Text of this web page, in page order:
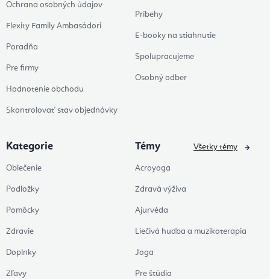
Ochrana osobných údajov
Flexity Family Ambasádori
Poradňa
Pre firmy
Hodnotenie obchodu
Skontrolovať stav objednávky
Príbehy
E-booky na stiahnutie
Spolupracujeme
Osobný odber
Kategorie
Oblečenie
Podložky
Pomôcky
Zdravie
Doplnky
Zľavy
Témy
Acroyoga
Zdravá výživa
Ajurvéda
Liečivá hudba a muzikoterapia
Joga
Pre štúdia
Všetky témy